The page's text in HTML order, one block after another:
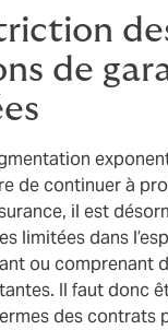
de
de continuer à
il est
limitées dans
ou comprenant
Il faut donc
des contrats